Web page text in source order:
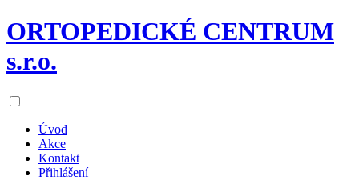
ORTOPEDICKÉ CENTRUM
s.r.o.
Úvod
Akce
Kontakt
Přihlášení